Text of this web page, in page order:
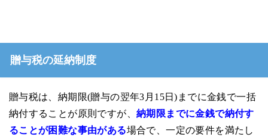
贈与税の延納制度
贈与税は、納期限(贈与の翌年3月15日)までに金銭で一括
納付することが原則ですが、納期限までに金銭で納付す
ることが困難な事由がある場合で、一定の要件を満たし